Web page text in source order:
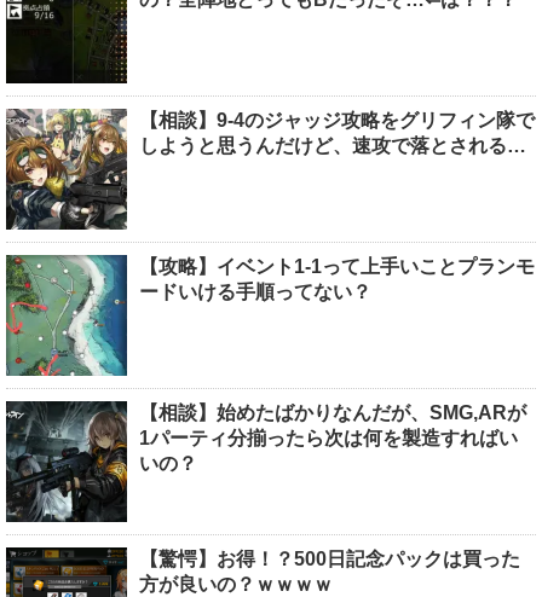
【相談】9-4のジャッジ攻略をグリフィン隊で
しようと思うんだけど、速攻で落とされる…
【攻略】イベント1-1って上手いことプランモ
ードいける手順ってない？
【相談】始めたばかりなんだが、SMG,ARが
1パーティ分揃ったら次は何を製造すればい
いの？
【驚愕】お得！？500日記念パックは買った
方が良いの？ｗｗｗｗ